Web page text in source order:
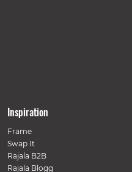
Inspiration
Frame
Swap It
Rajala B2B
Rajala Blogg